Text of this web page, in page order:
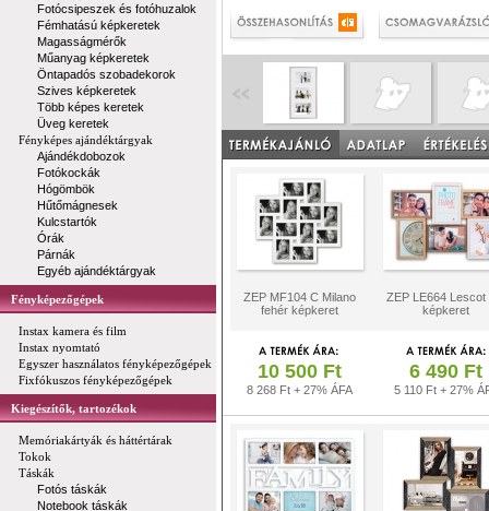
Fotócsipeszek és fotóhuzalok
Fémhatású képkeretek
Magasságmérők
Műanyag képkeretek
Öntapadós szobadekorok
Szives képkeretek
Több képes keretek
Üveg keretek
Fényképes ajándéktárgyak
Ajándékdobozok
Fotókockák
Hógömbök
Hűtőmágnesek
Kulcstartók
Órák
Párnák
Egyéb ajándéktárgyak
Fényképezőgépek
Instax kamera és film
Instax nyomtató
Egyszer használatos fényképezőgépek
Fixfókuszos fényképezőgépek
Kiegészítők, tartozékok
Memóriakártyák és háttértárak
Tokok
Táskák
Fotós táskák
Notebook táskák
ZEP MF104 C Milano
fehér képkeret
ZEP LE664 Lescot
képkeret
10 500 Ft
8 268 Ft + 27% ÁFA
6 490 Ft
5 110 Ft + 27%